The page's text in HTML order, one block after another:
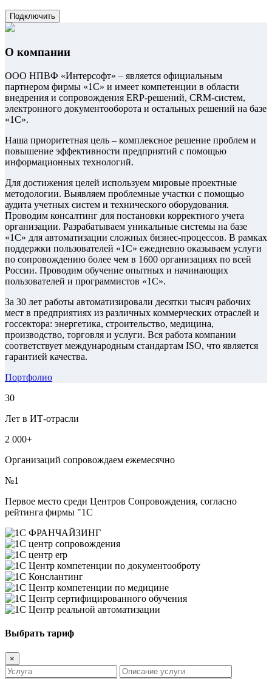
Подключить
О компании
ООО НПВФ «Интерсофт» – является официальным
партнером фирмы «1С» и имеет компетенции в области
внедрения и сопровождения ERP-решений, CRM-систем,
электронного документооборота и остальных решений на базе
«1С».
Наша приоритетная цель – комплексное решение проблем и
повышение эффективности предприятий с помощью
информационных технологий.
Для достижения целей используем мировые проектные
методологии. Выявляем проблемные участки с помощью
аудита учетных систем и технического оборудования.
Проводим консалтинг для постановки корректного учета
организации. Разрабатываем уникальные системы на базе
«1С» для автоматизации сложных бизнес-процессов. В рамках
поддержки пользователей «1С» ежедневно оказываем услуги
по сопровождению более чем в 1600 организациях по всей
России. Проводим обучение опытных и начинающих
пользователей и программистов «1С».
За 30 лет работы автоматизировали десятки тысяч рабочих
мест в предприятиях из различных коммерческих отраслей и
госсектора: энергетика, строительство, медицина,
производство, торговля и услуги. Вся работа компании
соответствует международным стандартам ISO, что является
гарантией качества.
Портфолио
30
Лет в ИТ-отрасли
2 000+
Организаций сопровождаем ежемесячно
№1
Первое место среди Центров Сопровождения, согласно
рейтинга фирмы "1С
Выбрать тариф
×